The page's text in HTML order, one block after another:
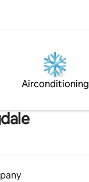
Airconditioning